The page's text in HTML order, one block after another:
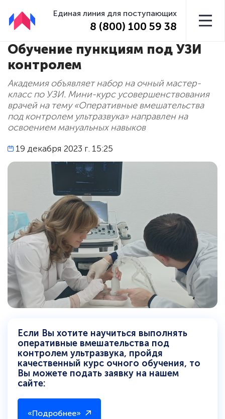
Единая линия для поступающих
8 (800) 100 59 38
Обучение пункциям под УЗИ
контролем
Академия объявляет набор на очный мастер-
класс по УЗИ. Мини-курс усовершенствования
врачей на тему «Оперативные вмешательства
под контролем ультразвука» направлен на
освоением мануальных навыков
19 декабря 2023 г. 15:25
Если Вы хотите научиться выполнять
оперативные вмешательства под
контролем ультразвука, пройдя
качественный курс очного обучения, то
Вы можете подать заявку на нашем
сайте:
«Подробнее»